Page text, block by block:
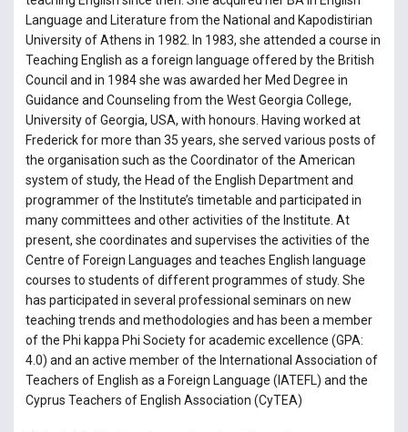
Language and Literature from the National and Kapodistirian
University of Athens in 1982. In 1983, she attended a course in
Teaching English as a foreign language offered by the British
Council and in 1984 she was awarded her Med Degree in
Guidance and Counseling from the West Georgia College,
University of Georgia, USA, with honours. Having worked at
Frederick for more than 35 years, she served various posts of
the organisation such as the Coordinator of the American
system of study, the Head of the English Department and
programmer of the Institute’s timetable and participated in
many committees and other activities of the Institute. At
present, she coordinates and supervises the activities of the
Centre of Foreign Languages and teaches English language
courses to students of different programmes of study. She
has participated in several professional seminars on new
teaching trends and methodologies and has been a member
of the Phi kappa Phi Society for academic excellence (GPA:
4.0) and an active member of the International Association of
Teachers of English as a Foreign Language (IATEFL) and the
Cyprus Teachers of English Association (CyTEA)